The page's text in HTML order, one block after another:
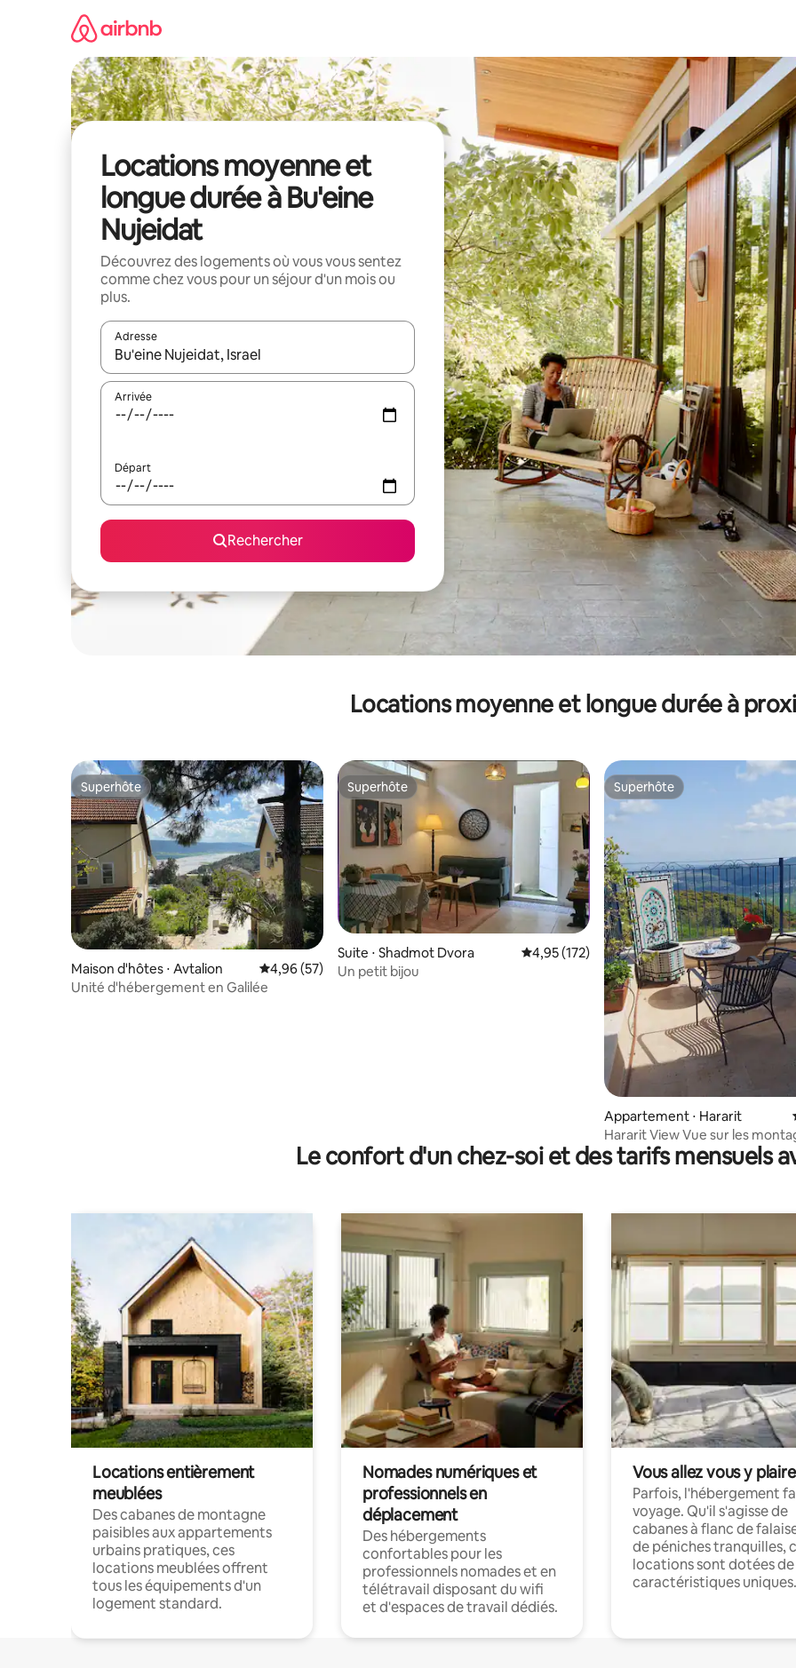
Locations moyenne et
longue durée à Bu'eine
Nujeidat
Découvrez des logements où vous vous sentez
comme chez vous pour un séjour d'un mois ou
plus.
Adresse
Lorsque les résultats s'affichent, utilisez les flèches vers le haut et vers le bas pour les parcourir ou en appuyant et en
Arrivée
Départ
Rechercher
Locations moyenne et longue durée à
Superhôte
Superhôte
Maison d'hôtes ⋅ Avtalion Évaluation moyenne sur la base de 57 commentaires : 4,96 sur 5
4,96 (57)
Unité d'hébergement en Galilée
Superhôte
Superhôte
Suite ⋅ Shadmot Dvora Évaluation moyenne sur la base de 172
4,95 (172)
Un petit bijou
Superhôte
Superhôte
Appartement ⋅ Hararit
Hararit View Vue sur les
Le confort d'un chez-soi et des tarifs mensuels
Locations entièrement
meublées
Des cabanes de montagne
paisibles aux appartements
urbains pratiques, ces
locations meublées offrent
tous les équipements d'un
logement standard.
Nomades numériques et
professionnels en
déplacement
Des hébergements
confortables pour les
professionnels nomades et en
télétravail disposant du wifi
et d'espaces de travail dédiés.
Vous allez vous y plaire
Parfois, l'hébergement
voyage. Qu'il s'agisse de
cabanes à flanc de
de péniches tranquilles,
locations sont dotées de
caractéristiques uniques.